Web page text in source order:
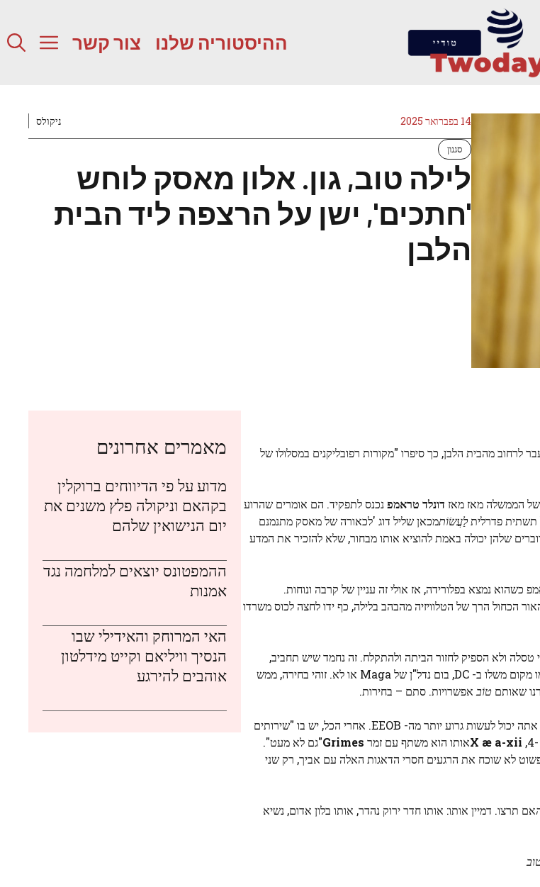
ההיסטוריה שלנו צור קשר
14 בפברואר 2025 ניקולס
סגנון
לילה טוב, גון. אלון מאסק לוחש
'חתכים', ישן על הרצפה ליד הבית
הלבן
לרחוב מהבית הלבן, כך סיפרו "מקורות רפובליקנים במסלולו של
של הממשלה מאז מאז דונלד טראמפנכנס לתפקיד. הם אומרים שהרוע
תשתית פדרליתלַעֲשׂוֹתמכאן שליל דוג 'לכאורה של מאסק מתנמנם
שלהן יכולה באמת להוציא אותו מבחור, שלא להזכיר את המדע
הכחול הרך של הטלוויזיה מהבהב בלילה, כף ידו לחצה לכוס משרדו
ולא הספיק לחזור הביתה ולהתקלח. זה נחמד שיש תחביב,
שבמקרה של מאסק נראה … העבודה שלו. זה לא כאילו שמסק לא יכול להרשות לעצמו מקום משלו ב- DC, בום נדל"ן של Maga או לא. זוהי בחירה, ממש
שאותם טוֹבאפשרויות. סתם – בחירות.
שמבחינת מבנים מנהליים לישון בהם, אתה יכול לעשות גרוע יותר מה- EEOB. אחרי הכל, יש בו "שירותים
X æ a-xiiאותו הוא משתף עם זמר Grimes"גם לא מעט".
לא שוכח את הרגעים חסרי הדאגות האלה עם אביך, רק שני
אם תרצו. דמיין אותו: אותו חדר ירוק נהדר, אותו בלון אדום, נשיא
מאמרים אחרונים
מדוע על פי הדיווחים ברוקלין
בקהאם וניקולה פלץ משנים את
יום הנישואין שלהם
ההמפטונס יוצאים למלחמה נגד
אמנות
האי המרוחק והאידילי שבו
הנסיך וויליאם וקייט מידלטון
אוהבים להירגע